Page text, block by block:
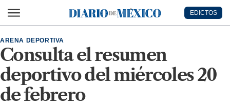
Diario de México
EDICTOS
Consulta el resumen
deportivo del miércoles 20
de febrero
ARENA DEPORTIVA